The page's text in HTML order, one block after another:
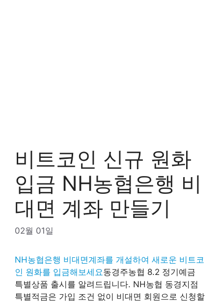
비트코인 신규 원화
입금 NH농협은행 비
대면 계좌 만들기
02월 01일
NH농협은행 비대면계좌를 개설하여 새로운 비트코
인 ​​원화를 입금해보세요동경주농협 8.2 정기예금
특별상품 출시를 알려드립니다. NH농협 동경지점
특별적금은 가입 조건 없이 비대면 회원으로 신청할